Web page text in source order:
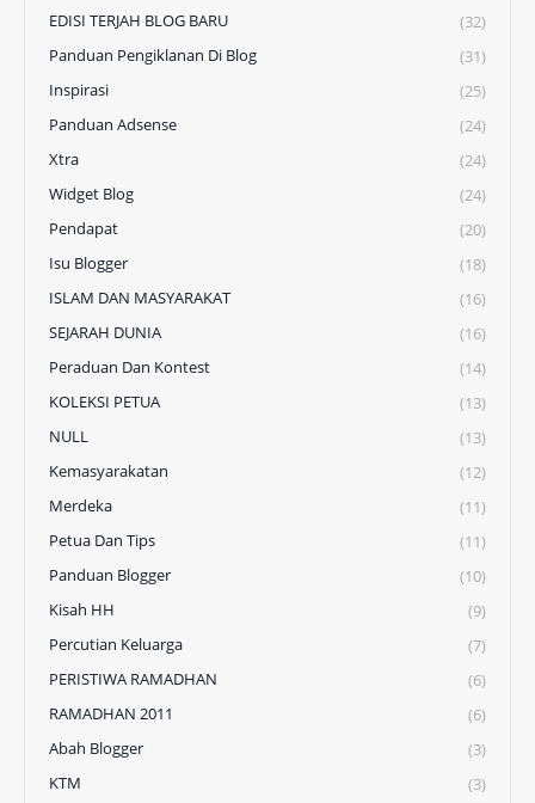
EDISI TERJAH BLOG BARU
(32)
Panduan Pengiklanan Di Blog
(31)
Inspirasi
(25)
Panduan Adsense
(24)
Xtra
(24)
Widget Blog
(24)
Pendapat
(20)
Isu Blogger
(18)
ISLAM DAN MASYARAKAT
(16)
SEJARAH DUNIA
(16)
Peraduan Dan Kontest
(14)
KOLEKSI PETUA
(13)
NULL
(13)
Kemasyarakatan
(12)
Merdeka
(11)
Petua Dan Tips
(11)
Panduan Blogger
(10)
Kisah HH
(9)
Percutian Keluarga
(7)
PERISTIWA RAMADHAN
(6)
RAMADHAN 2011
(6)
Abah Blogger
(3)
KTM
(3)